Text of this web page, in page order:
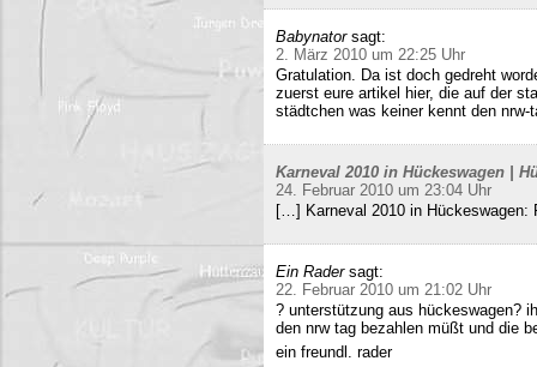
Babynator sagt:
2. März 2010 um 22:25 Uhr
Gratulation. Da ist doch gedreht
zuerst eure artikel hier, die auf der
städtchen was keiner kennt den nrw-
Karneval 2010 in Hückeswagen |
24. Februar 2010 um 23:04 Uhr
[…] Karneval 2010 in Hückeswagen:
Ein Rader sagt:
22. Februar 2010 um 21:02 Uhr
? unterstützung aus hückeswagen?
den nrw tag bezahlen müßt und die
ein freundl. rader